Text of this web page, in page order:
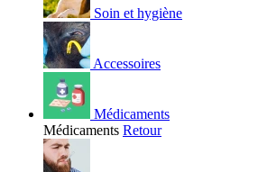
Soin et hygiène
Accessoires
Médicaments
Médicaments Retour